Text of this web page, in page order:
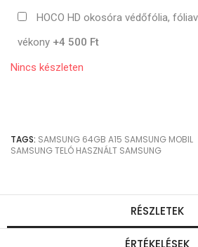
HOCO HD okosóra védőfólia,
vékony +4 500 Ft
Nincs készleten
TAGS: SAMSUNG 64GB A15 SAMSUNG MOBIL
SAMSUNG TELÓ HASZNÁLT SAMSUNG
RÉSZLETEK
ÉRTÉKELÉSEK